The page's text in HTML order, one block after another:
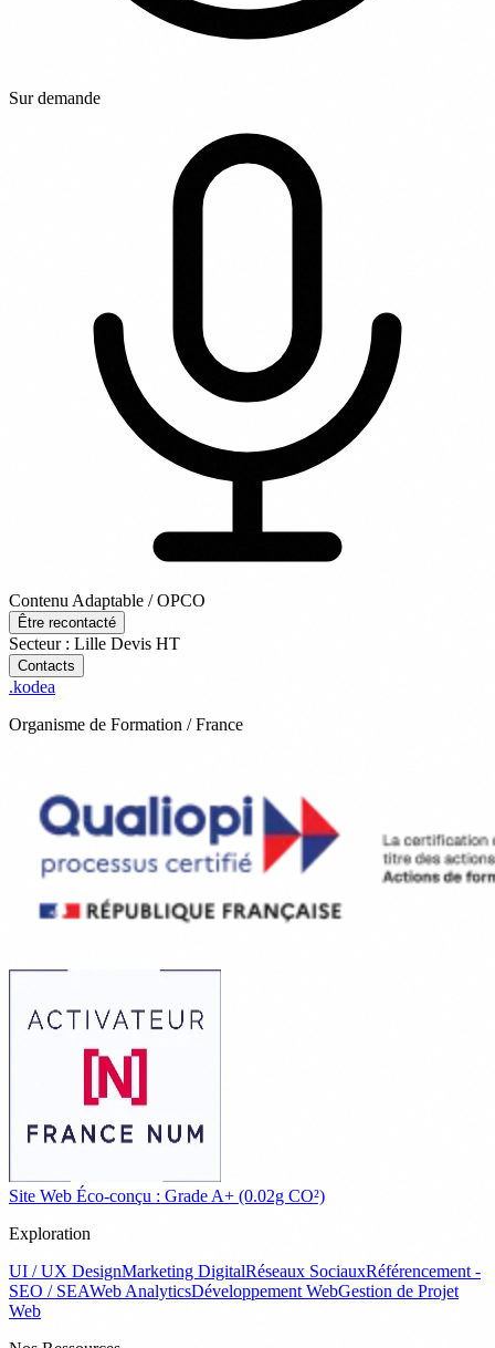
Sur demande
Contenu Adaptable / OPCO
Être recontacté
Secteur : Lille Devis HT
Contacts
.kodea
Organisme de Formation / France
Site Web Éco-conçu : Grade A+ (0.02g CO²)
Exploration
UI / UX DesignMarketing DigitalRéseaux SociauxRéférencement -
SEO / SEAWeb AnalyticsDéveloppement WebGestion de Projet
Web